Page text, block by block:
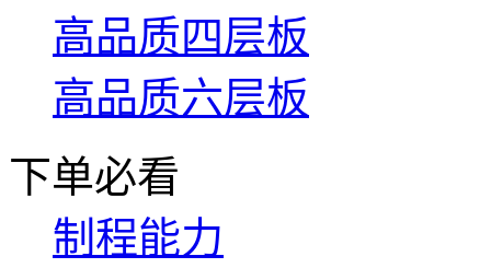
高品质四层板
高品质六层板
下单必看
制程能力